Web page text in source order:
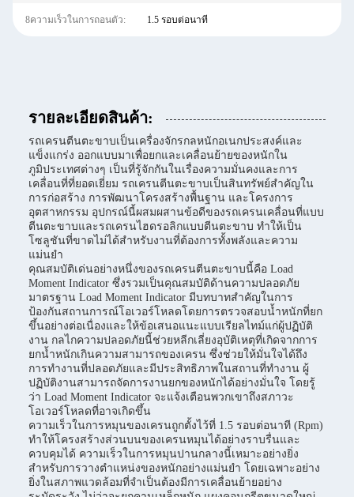
8ความเร็วในการถอนตัว: 1.5 รอบต่อนาที
รายละเอียดสินค้า:
รถเครนตีนตะขาบเป็นเครื่องจักรกลหนักอเนกประสงค์และ
แข็งแกร่ง ออกแบบมาเพื่อยกและเคลื่อนย้ายของหนักใน
ภูมิประเทศต่างๆ เป็นที่รู้จักกันในเรื่องความมั่นคงและการ
เคลื่อนที่ที่ยอดเยี่ยม รถเครนตีนตะขาบเป็นสินทรัพย์สำคัญใน
การก่อสร้าง การพัฒนาโครงสร้างพื้นฐาน และโครงการ
อุตสาหกรรม อุปกรณ์นี้ผสมผสานข้อดีของรถเครนเคลื่อนที่แบบ
ตีนตะขาบและรถเครนไฮดรอลิกแบบตีนตะขาบ ทำให้เป็น
โซลูชันที่ขาดไม่ได้สำหรับงานที่ต้องการทั้งพลังและความ
แม่นยำ
คุณสมบัติเด่นอย่างหนึ่งของรถเครนตีนตะขาบนี้คือ Load
Moment Indicator ซึ่งรวมเป็นคุณสมบัติด้านความปลอดภัย
มาตรฐาน Load Moment Indicator มีบทบาทสำคัญในการ
ป้องกันสถานการณ์โอเวอร์โหลดโดยการตรวจสอบน้ำหนักที่ยก
ขึ้นอย่างต่อเนื่องและให้ข้อเสนอแนะแบบเรียลไทม์แก่ผู้ปฏิบัติ
งาน กลไกความปลอดภัยนี้ช่วยหลีกเลี่ยงอุบัติเหตุที่เกิดจากการ
ยกน้ำหนักเกินความสามารถของเครน ซึ่งช่วยให้มั่นใจได้ถึง
การทำงานที่ปลอดภัยและมีประสิทธิภาพในสถานที่ทำงาน ผู้
ปฏิบัติงานสามารถจัดการงานยกของหนักได้อย่างมั่นใจ โดยรู้
ว่า Load Moment Indicator จะแจ้งเตือนพวกเขาถึงสภาวะ
โอเวอร์โหลดที่อาจเกิดขึ้น
ความเร็วในการหมุนของเครนถูกตั้งไว้ที่ 1.5 รอบต่อนาที (Rpm)
ทำให้โครงสร้างส่วนบนของเครนหมุนได้อย่างราบรื่นและ
ควบคุมได้ ความเร็วในการหมุนปานกลางนี้เหมาะอย่างยิ่ง
สำหรับการวางตำแหน่งของหนักอย่างแม่นยำ โดยเฉพาะอย่าง
ยิ่งในสภาพแวดล้อมที่จำเป็นต้องมีการเคลื่อนย้ายอย่าง